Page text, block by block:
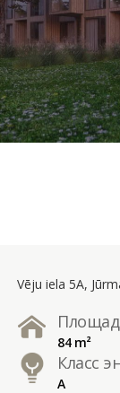
Vēju iela 5A,
84 m²
Класс
A